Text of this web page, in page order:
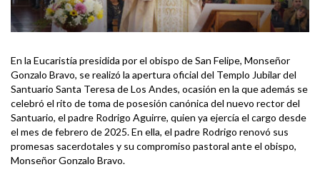
En la Eucaristía presidida por el obispo de San Felipe, Monseñor
Gonzalo Bravo, se realizó la apertura oficial del Templo Jubilar del
Santuario Santa Teresa de Los Andes, ocasión en la que además se
celebró el rito de toma de posesión canónica del nuevo rector del
Santuario, el padre Rodrigo Aguirre, quien ya ejercía el cargo desde
el mes de febrero de 2025. En ella, el padre Rodrigo renovó sus
promesas sacerdotales y su compromiso pastoral ante el obispo,
Monseñor Gonzalo Bravo.